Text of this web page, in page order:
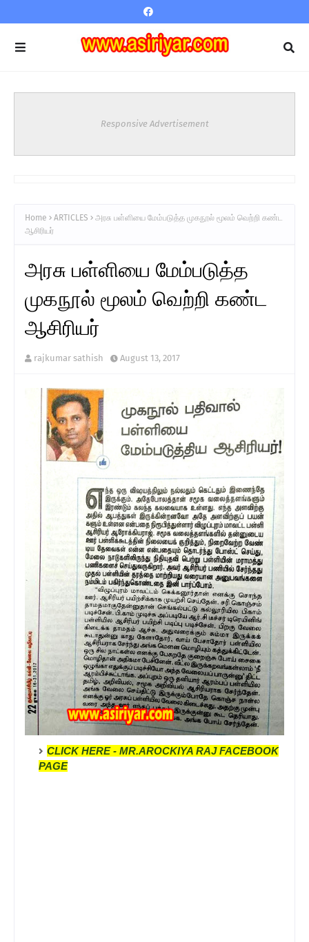
Responsive Advertisement
Home ARTICLES
அரசு பள்ளியை மேம்படுத்த முகநூல் மூலம் வெற்றி கண்ட
ஆசிரியர்
அரசு பள்ளியை மேம்படுத்த
முகநூல் மூலம் வெற்றி கண்ட
ஆசிரியர்
rajkumar sathish August 13, 2017
CLICK HERE - MR.AROCKIYA RAJ FACEBOOK
PAGE